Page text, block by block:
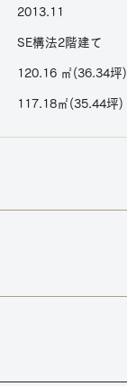
2013.11
SE構法2階建て
120.16 ㎡(36.34坪)
117.18㎡(35.44坪)